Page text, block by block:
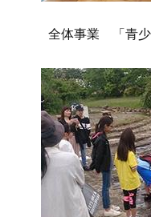
全体事業 「青少